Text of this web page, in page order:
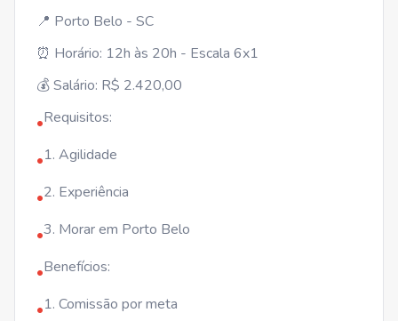
📍 Porto Belo - SC
⏰ Horário: 12h às 20h - Escala 6x1
💰 Salário: R$ 2.420,00
•Requisitos:
•1. Agilidade
•2. Experiência
•3. Morar em Porto Belo
•Benefícios:
•1. Comissão por meta